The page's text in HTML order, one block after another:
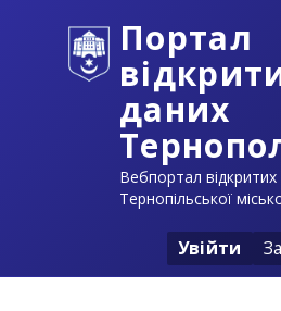
Портал
даних
Вебпортал
Тернопільської
Увійти